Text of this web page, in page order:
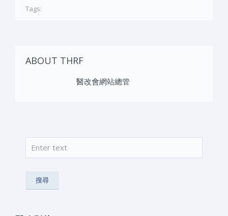
Tags:
ABOUT THRF
醫改會網站總管
搜尋表單